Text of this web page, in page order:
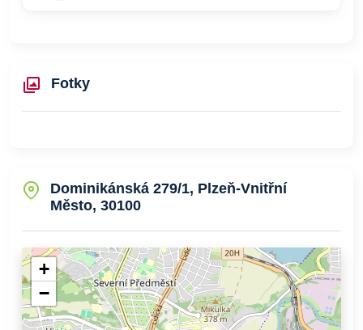
Fotky
Dominikánská 279/1, Plzeň-Vnitřní
Město, 30100
+
−